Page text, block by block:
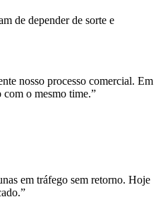
de depender de sorte e
nosso processo comercial. Em
com o mesmo time.”
em tráfego sem retorno. Hoje
”